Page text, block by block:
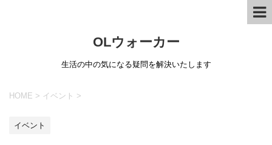
OLウォーカー
生活の中の気になる疑問を解決いたします
HOME > イベント >
イベント